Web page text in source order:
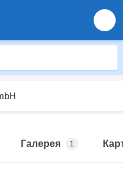
Галерея 1